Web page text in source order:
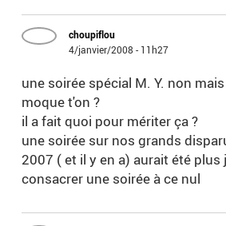
choupiflou
4/janvier/2008 - 11h27
une soirée spécial M. Y. non
moque t'on ?
il a fait quoi pour mériter ça ?
une soirée sur nos grands
2007 ( et il y en a) aurait été
consacrer une soirée à ce nul